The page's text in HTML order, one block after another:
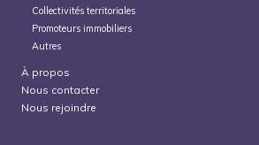
Collectivités territoriales
Promoteurs immobiliers
Autres
À propos
Nous contacter
Nous rejoindre